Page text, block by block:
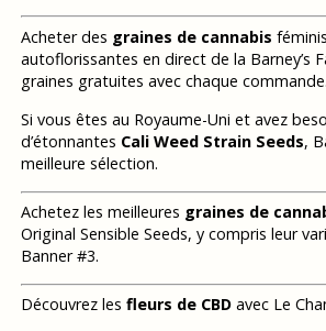
Acheter des graines de cannabis
autoflorissantes en direct de la Barney’s
graines gratuites avec chaque commande.
Si vous êtes au Royaume-Uni et avez
d’étonnantes Cali Weed Strain Seeds,
meilleure sélection.
Achetez les meilleures graines de
Original Sensible Seeds, y compris leur
Banner #3.
Découvrez les fleurs de CBDavec Le